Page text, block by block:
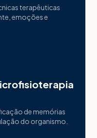
terapêuticas
emoções e
de memórias
do organismo.